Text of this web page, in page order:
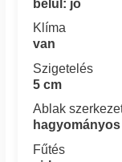
belül: jó
Klíma
van
Szigetelés
5 cm
Ablak
hagyományos
Fűtés